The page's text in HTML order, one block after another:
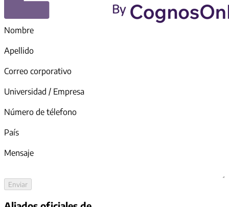
Nombre
Apellido
Correo corporativo
Universidad / Empresa
Número de télefono
País
Mensaje
Enviar